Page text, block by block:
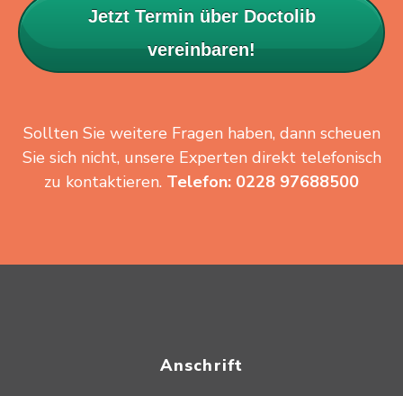
Jetzt Termin über Doctolib
vereinbaren!
Sollten Sie weitere Fragen haben, dann scheuen
Sie sich nicht, unsere Experten direkt telefonisch
zu kontaktieren. Telefon: 0228 97688500
Anschrift